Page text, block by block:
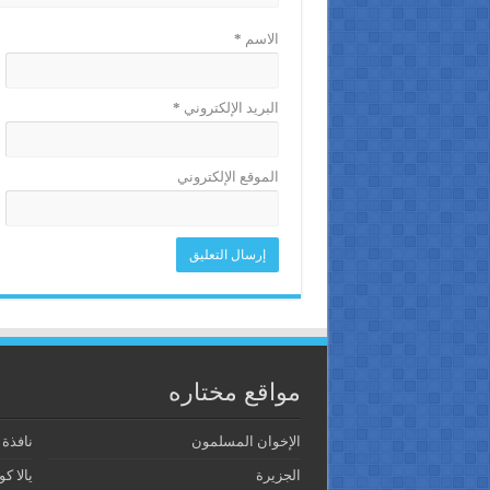
الاسم *
البريد الإلكتروني *
الموقع الإلكتروني
مواقع مختاره
الإخوان المسلمون
الجزيرة يالا